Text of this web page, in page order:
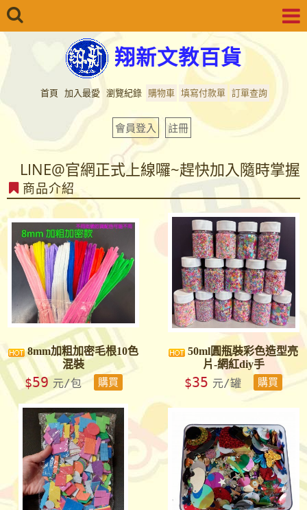
翔新文教百貨
首頁 加入最愛 瀏覽紀錄 購物車 填寫付款單 訂單查詢
會員登入 註冊
LINE@官網正式上線囉~趕快加入隨時掌握
最新商品資訊...
LINE@官網正式上線囉~趕快加入隨時掌握
最新商品資訊...
商品介紹
8mm加粗加密毛根10色
混裝
$59 元/包 購買
50ml圓瓶裝彩色造型亮
片-網紅diy手
$35 元/罐 購買